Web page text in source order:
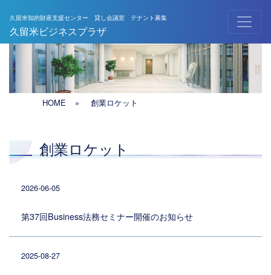
メインナビゲーション
久留米知的財産支援センター 貸し会議室 テナント募集
久留米ビジネスプラザ
HOME » 創業ロケット
創業ロケット
2026-06-05
第37回Business法務セミナー開催のお知らせ
2025-08-27